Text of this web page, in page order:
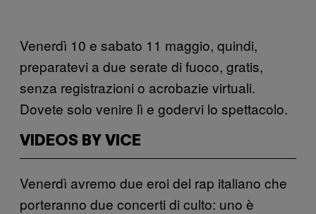
Venerdì 10 e sabato 11 maggio, quindi,
preparatevi a due serate di fuoco, gratis,
senza registrazioni o acrobazie virtuali.
Dovete solo venire lì e godervi lo spettacolo.
VIDEOS BY VICE
Venerdì avremo due eroi del rap italiano che
porteranno due concerti di culto: uno è